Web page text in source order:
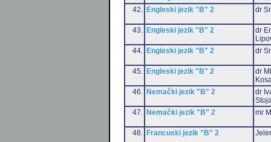
42.
Engleski jezik "B" 2 dr
43. Engleski jezik "B" 2
dr
44.
Engleski jezik "B" 2 dr
45. Engleski jezik "B" 2
dr
46.
Nemački jezik "B" 2
dr
47.
Nemački jezik "B" 2 mr
48. Francuski jezik "B" 2